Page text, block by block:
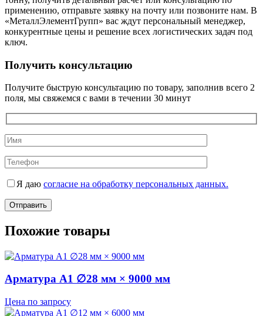
применению, отправьте заявку на почту или позвоните нам. В
«МеталлЭлементГрупп» вас ждут персональный менеджер,
конкурентные цены и решение всех логистических задач под
ключ.
Получить консультацию
Получите быструю консультацию по товару, заполнив всего 2
поля, мы свяжемся с вами в течении 30 минут
Я даю согласие на обработку персональных данных.
Похожие товары
Арматура А1 ∅28 мм × 9000 мм
Цена по запросу